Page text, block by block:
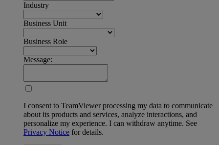
Industry
Business Unit
Business Role
Message:
I consent to TeamViewer processing my data to communicate
about its products and services, analyze interactions, and
personalize my experience. I can withdraw anytime. See
Privacy Notice for details.